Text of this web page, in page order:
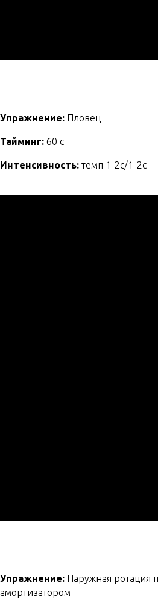
Упражнение: Пловец
Тайминг: 60 с
Интенсивность: темп 1-2с/1-2с
Упражнение: Наружная ротация
амортизатором